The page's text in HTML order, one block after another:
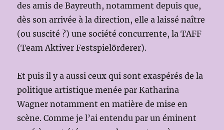
des amis de Bayreuth, notamment depuis que,
dès son arrivée à la direction, elle a laissé naître
(ou suscité ?) une société concurrente, la TAFF
(Team Aktiver Festspielörderer).
Et puis il y a aussi ceux qui sont exaspérés de la
politique artistique menée par Katharina
Wagner notamment en matière de mise en
scène. Comme je l’ai entendu par un éminent